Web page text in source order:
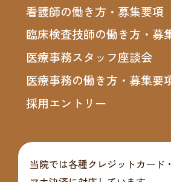
看護師の働き方・募集要項
臨床検査技師の働き方・募
医療事務スタッフ座談会
医療事務の働き方・募集要
採用エントリー
当院では各種クレジットカード